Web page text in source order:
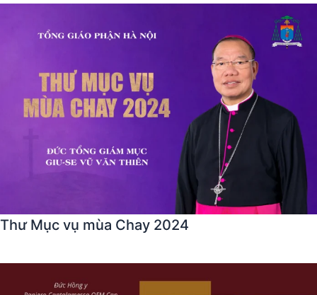
Thư Mục vụ mùa Chay 2024